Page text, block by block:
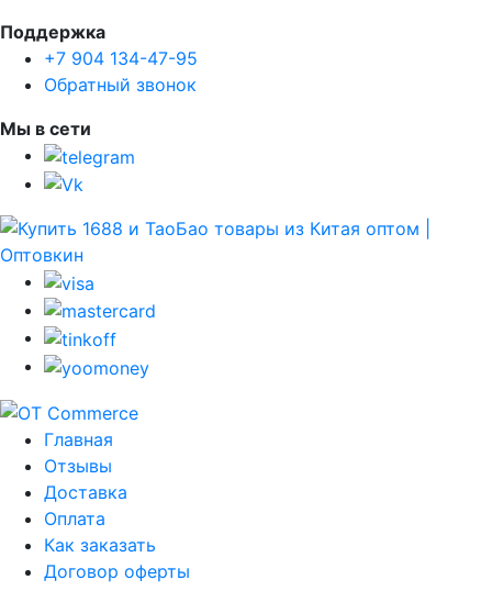
Поддержка
+7 904 134-47-95
Обратный звонок
Мы в сети
Главная
Отзывы
Доставка
Оплата
Как заказать
Договор оферты